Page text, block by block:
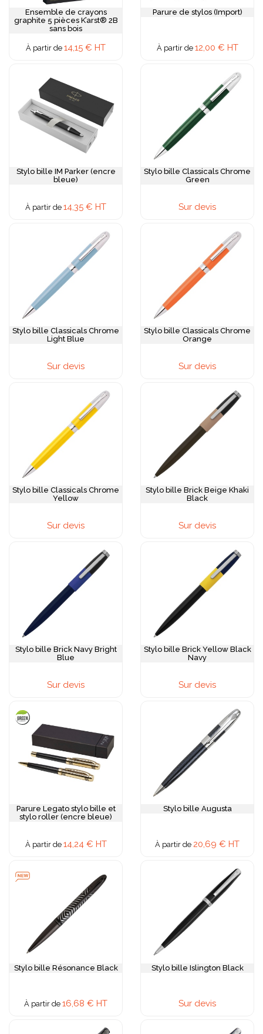
Ensemble de crayons
graphite 5 pièces K’arst® 2B
sans bois
À partir de 14,15 € HT
Parure de stylos (Import)
À partir de 12,00 € HT
Stylo bille IM Parker (encre
bleue)
À partir de 14,35 € HT
Stylo bille Classicals Chrome
Green
Sur devis
Stylo bille Classicals Chrome
Light Blue
Sur devis
Stylo bille Classicals Chrome
Orange
Sur devis
Stylo bille Classicals Chrome
Yellow
Sur devis
Stylo bille Brick Beige Khaki
Black
Sur devis
Stylo bille Brick Navy Bright
Blue
Sur devis
Stylo bille Brick Yellow Black
Navy
Sur devis
Parure Legato stylo bille et
stylo roller (encre bleue)
À partir de 14,24 € HT
Stylo bille Augusta
À partir de 20,69 € HT
Stylo bille Résonance Black
À partir de 16,68 € HT
Stylo bille Islington Black
Sur devis